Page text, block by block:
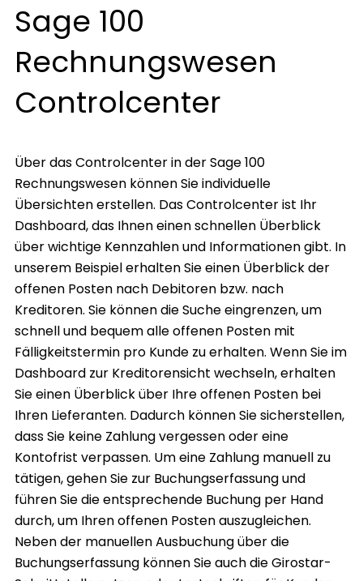
Sage 100
Rechnungswesen
Controlcenter
Über das Controlcenter in der Sage 100
Rechnungswesen können Sie individuelle
Übersichten erstellen. Das Controlcenter ist Ihr
Dashboard, das Ihnen einen schnellen Überblick
über wichtige Kennzahlen und Informationen gibt. In
unserem Beispiel erhalten Sie einen Überblick der
offenen Posten nach Debitoren bzw. nach
Kreditoren. Sie können die Suche eingrenzen, um
schnell und bequem alle offenen Posten mit
Fälligkeitstermin pro Kunde zu erhalten. Wenn Sie im
Dashboard zur Kreditorensicht wechseln, erhalten
Sie einen Überblick über Ihre offenen Posten bei
Ihren Lieferanten. Dadurch können Sie sicherstellen,
dass Sie keine Zahlung vergessen oder eine
Kontofrist verpassen. Um eine Zahlung manuell zu
tätigen, gehen Sie zur Buchungserfassung und
führen Sie die entsprechende Buchung per Hand
durch, um Ihren offenen Posten auszugleichen.
Neben der manuellen Ausbuchung über die
Buchungserfassung können Sie auch die Girostar-